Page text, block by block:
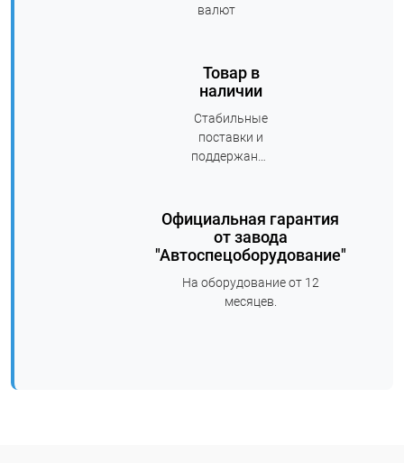
валют
Товар в
наличии
Стабильные
поставки и
поддержание
Официальная гарантия
от завода
"Автоспецоборудование"
На оборудование от 12
месяцев.